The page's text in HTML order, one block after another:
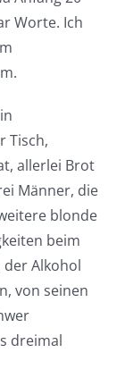
Worte. Ich
Tisch,
allerlei Brot
Männer, die
blonde
beim
der Alkohol
von seinen
dreimal